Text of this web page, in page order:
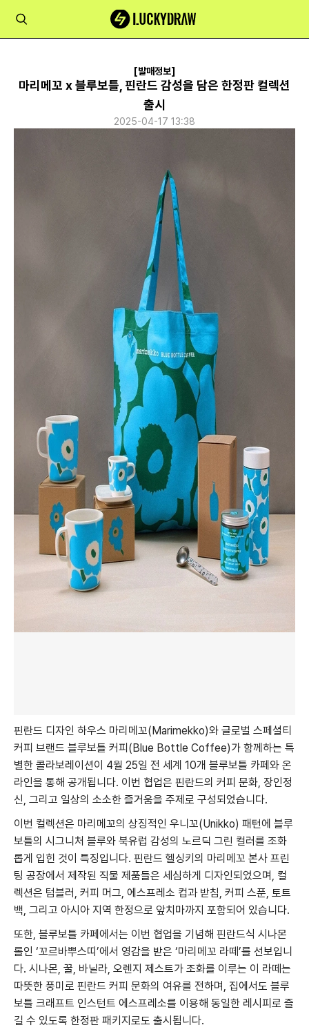
[발매정보]
마리메꼬 x 블루보틀, 핀란드 감성을 담은 한정판 컬렉션
출시
2025-04-17 13:38
핀란드 디자인 하우스 마리메꼬(Marimekko)와 글로벌 스페셜티
커피 브랜드 블루보틀 커피(Blue Bottle Coffee)가 함께하는 특
별한 콜라보레이션이 4월 25일 전 세계 10개 블루보틀 카페와 온
라인을 통해 공개됩니다. 이번 협업은 핀란드의 커피 문화, 장인정
신, 그리고 일상의 소소한 즐거움을 주제로 구성되었습니다.
이번 컬렉션은 마리메꼬의 상징적인 우니꼬(Unikko) 패턴에 블루
보틀의 시그니처 블루와 북유럽 감성의 노르딕 그린 컬러를 조화
롭게 입힌 것이 특징입니다. 핀란드 헬싱키의 마리메꼬 본사 프린
팅 공장에서 제작된 직물 제품들은 세심하게 디자인되었으며, 컬
렉션은 텀블러, 커피 머그, 에스프레소 컵과 받침, 커피 스푼, 토트
백, 그리고 아시아 지역 한정으로 앞치마까지 포함되어 있습니다.
또한, 블루보틀 카페에서는 이번 협업을 기념해 핀란드식 시나몬
롤인 ‘꼬르바뿌스띠’에서 영감을 받은 ‘마리메꼬 라떼’를 선보입니
다. 시나몬, 꿀, 바닐라, 오렌지 제스트가 조화를 이루는 이 라떼는
따뜻한 풍미로 핀란드 커피 문화의 여유를 전하며, 집에서도 블루
보틀 크래프트 인스턴트 에스프레소를 이용해 동일한 레시피로 즐
길 수 있도록 한정판 패키지로도 출시됩니다.